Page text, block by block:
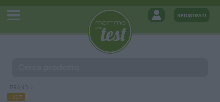
BRAND
HOT